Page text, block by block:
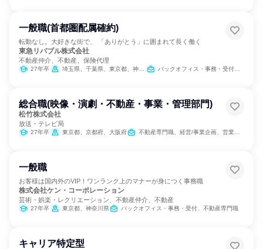
一般職(首都圏配属確約)
転勤なし。大好きな街で、 「ありがとう」に囲まれて長く働く
東急リバブル株式会社
不動産仲介、不動産、保険代理
27年卒 埼玉県、千葉県、東京都、神奈川県 バックオフィス・事務・受付、不動産専門職
総合職(映像・演劇・不動産・事業・管理部門)
松竹株式会社
放送・テレビ局
27年卒 東京都、京都府、大阪府 不動産専門職、経営/事業企画、営業、経理/税務/財務、人事、総務、法務/知財、広報/IR、商品企画、出版/メディア/芸能/エンタメ専門職
一般職
お客様は国内外のVIP！ワンランク上のマナーが身につく事務職
株式会社ケン・コーポレーション
芸術・娯楽・レクリエーション、不動産仲介、不動産
27年卒 東京都、神奈川県 バックオフィス・事務・受付、不動産専門職
キャリア特定型